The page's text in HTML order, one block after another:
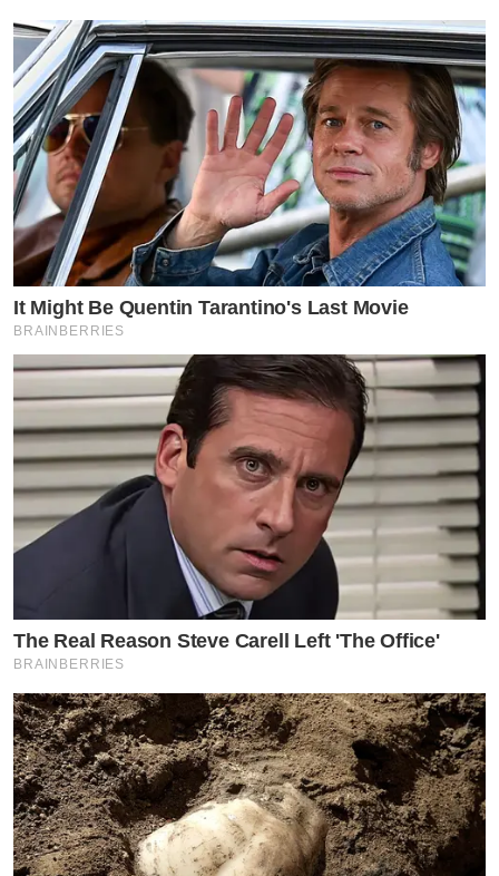
“#ถึงผู้ประสงค์ไม่ดีที่มาคอมเมนต์ใช้คำหมิ่นประมาท ต่อ
จากนี้เราจะคุยกันด้วยกฎหมายเท่านั้น และขอบคุณทุกคนที่
เป็นกำลังใจและเป็นกัลยาณมิตรที่ดีให้ตั๊กนะคะ (ถ้าใครเห็น
คอมเมนต์ไม่ดีแคปส่งมาใน DM นะคะ เราจะจัดการให้ถึงที่
สุด) รบกวนแชร์์กันเยอะๆนะคะ เราได้ดำเนินคดีไปถึง3คน
It Might Be Quentin Tarantino's Last Movie
BRAINBERRIES
The Real Reason Steve Carell Left 'The Office'
BRAINBERRIES